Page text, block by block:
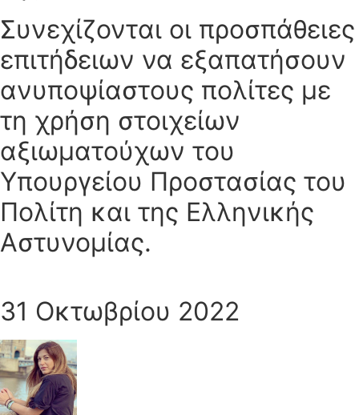
Συνεχίζονται οι προσπάθειες
επιτήδειων να εξαπατήσουν
ανυποψίαστους πολίτες με
τη χρήση στοιχείων
αξιωματούχων του
Υπουργείου Προστασίας του
Πολίτη και της Ελληνικής
Αστυνομίας.
31 Οκτωβρίου 2022